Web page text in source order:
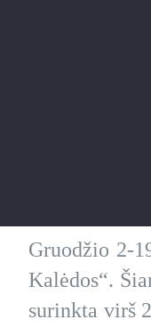
Gruodžio 2-
Kalėdos“.
surinkta virš